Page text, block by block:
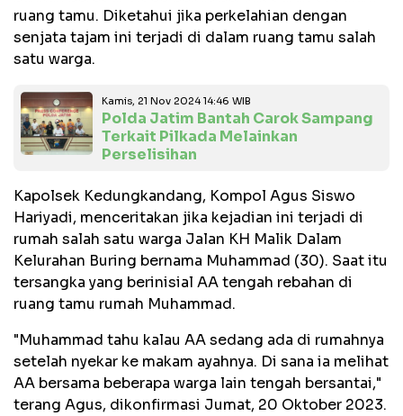
ruang tamu. Diketahui jika perkelahian dengan
senjata tajam ini terjadi di dalam ruang tamu salah
satu warga.
Kamis, 21 Nov 2024 14:46 WIB
Polda Jatim Bantah Carok Sampang
Terkait Pilkada Melainkan
Perselisihan
Kapolsek Kedungkandang, Kompol Agus Siswo
Hariyadi, menceritakan jika kejadian ini terjadi di
rumah salah satu warga Jalan KH Malik Dalam
Kelurahan Buring bernama Muhammad (30). Saat itu
tersangka yang berinisial AA tengah rebahan di
ruang tamu rumah Muhammad.
"Muhammad tahu kalau AA sedang ada di rumahnya
setelah nyekar ke makam ayahnya. Di sana ia melihat
AA bersama beberapa warga lain tengah bersantai,"
terang Agus, dikonfirmasi Jumat, 20 Oktober 2023.